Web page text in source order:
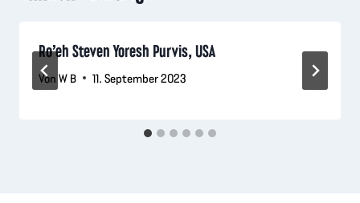
Ro’eh Steven Yoresh Purvis, USA
Von W B 11. September 2023